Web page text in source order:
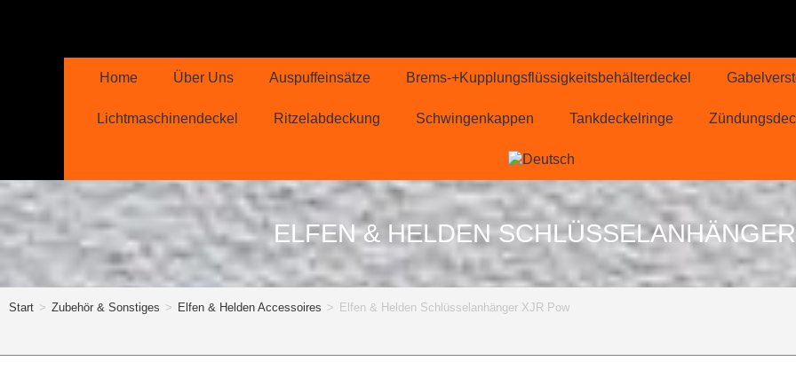
Home Über Uns Auspuffeinsätze Brems-+Kupplungsflüssigkeitsbehälterdeckel
Lichtmaschinendeckel Ritzelabdeckung Schwingenkappen Tankdeckelringe
ELFEN & HELDEN
Start > Zubehör & Sonstiges > Elfen & Helden Accessoires > Elfen & Helden Schlüsselanhänger XJR Pow